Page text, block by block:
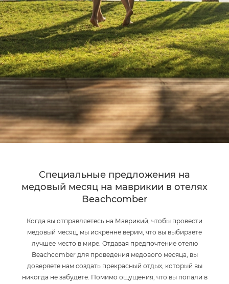
Специальные предложения на
медовый месяц на маврикии в отелях
Beachcomber
Когда вы отправляетесь на Маврикий, чтобы провести
медовый месяц, мы искренне верим, что вы выбираете
лучшее место в мире. Отдавая предпочтение отелю
Beachcomber для проведения медового месяца, вы
доверяете нам создать прекрасный отдых, который вы
никогда не забудете. Помимо ощущения, что вы попали в